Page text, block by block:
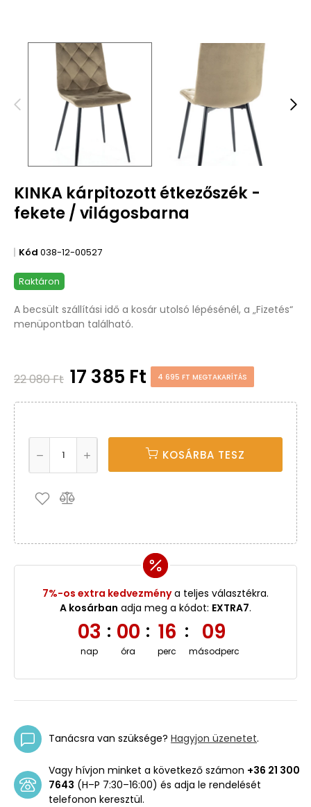
KINKA kárpitozott étkezőszék -
fekete / világosbarna
Kód 038-12-00527
Raktáron
A becsült szállítási idő a kosár utolsó lépésénél, a „Fizetés“
menüpontban található.
22 080 Ft 17 385 Ft 4 695 FT MEGTAKARÍTÁS
KOSÁRBA TESZ
7%-os extra kedvezménya teljes választékra.
A kosárban adja meg a kódot: EXTRA7.
03
nap
: 00
óra
: 16
perc
: 08
másodperc
Tanácsra van szüksége? Hagyjon üzenetet.
Vagy hívjon minket a következő számon +36 21 300
7643 (H–P 7:30–16:00) és adja le rendelését
telefonon keresztül.